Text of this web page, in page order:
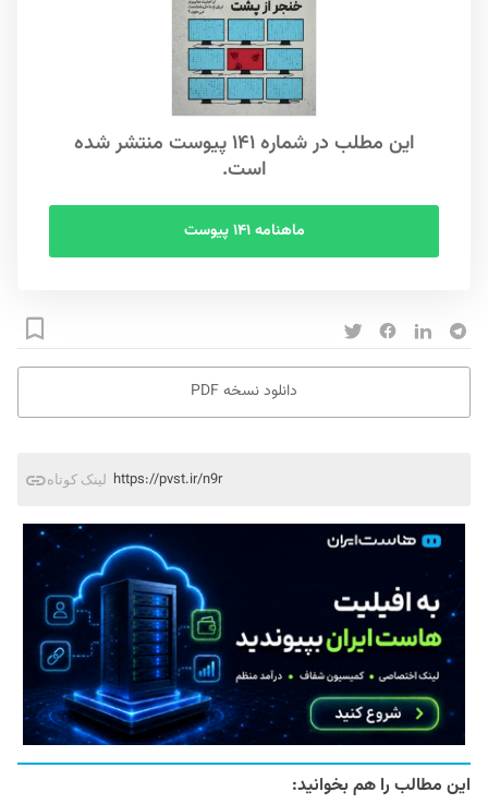
این مطلب در شماره ۱۴۱ پیوست منتشر شده
است.
ماهنامه ۱۴۱ پیوست
دانلود نسخه PDF
لینک کوتاه https://pvst.ir/n9r
این مطالب را هم بخوانید: